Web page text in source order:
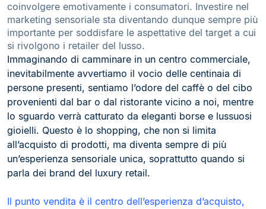
coinvolgere emotivamente i consumatori. Investire nel
marketing sensoriale sta diventando dunque sempre più
importante per soddisfare le aspettative del target a cui
si rivolgono i retailer del lusso.
Immaginando di camminare in un centro commerciale,
inevitabilmente avvertiamo il vocio delle centinaia di
persone presenti, sentiamo l’odore del caffè o del cibo
provenienti dal bar o dal ristorante vicino a noi, mentre
lo sguardo verrà catturato da eleganti borse e lussuosi
gioielli. Questo è lo shopping, che non si limita
all’acquisto di prodotti, ma diventa sempre di più
un’esperienza sensoriale unica, soprattutto quando si
parla dei brand del luxury retail.
Il punto vendita è il centro dell’esperienza d’acquisto,